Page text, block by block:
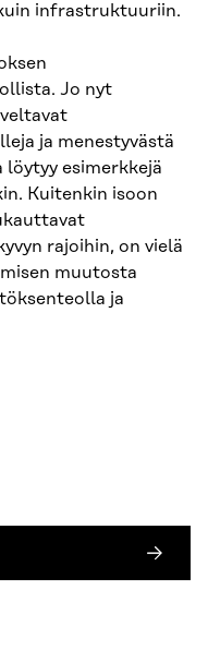
infrastruktuuriin.
Jo nyt
ja menestyvästä
esimerkkejä
Kuitenkin isoon
rajoihin, on vielä
muutosta
ja